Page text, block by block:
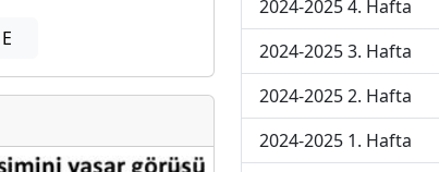
E
2024-2025 4. Hafta
2024-2025 3. Hafta
2024-2025 2. Hafta
2024-2025 1. Hafta